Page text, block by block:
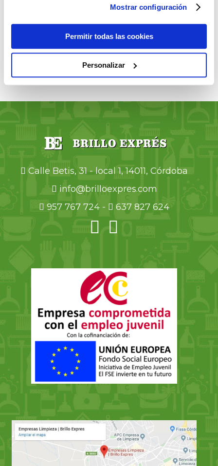
Mostrar configuración
Permitir todas las cookies
Personalizar
Correo electrónico como vía de comunicación
Por
favor,
deja
campo
vacío.
Calle Betis, 31 - local 1, 14011, Córdoba
info@brilloexpres.com
957 767 724 - 637 827 624